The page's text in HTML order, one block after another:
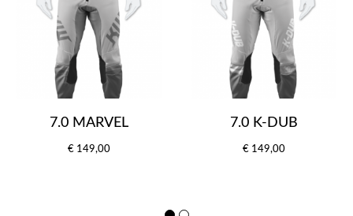
7.0 MARVEL
€ 149,00
7.0 K-DUB
€ 149,00